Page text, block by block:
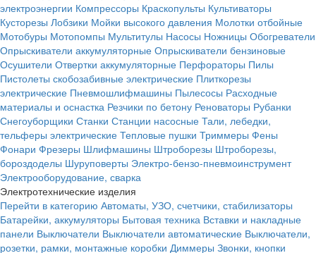
электроэнергии Компрессоры Краскопульты Культиваторы
Кусторезы Лобзики Мойки высокого давления Молотки отбойные
Мотобуры Мотопомпы Мультитулы Насосы Ножницы Обогреватели
Опрыскиватели аккумуляторные Опрыскиватели бензиновые
Осушители Отвертки аккумуляторные Перфораторы Пилы
Пистолеты скобозабивные электрические Плиткорезы
электрические Пневмошлифмашины Пылесосы Расходные
материалы и оснастка Резчики по бетону Реноваторы Рубанки
Снегоуборщики Станки Станции насосные Тали, лебедки,
тельферы электрические Тепловые пушки Триммеры Фены
Фонари Фрезеры Шлифмашины Штроборезы Штроборезы,
бороздоделы Шуруповерты Электро-бензо-пневмоинструмент
Электрооборудование, сварка
Электротехнические изделия
Перейти в категорию Автоматы, УЗО, счетчики, стабилизаторы
Батарейки, аккумуляторы Бытовая техника Вставки и накладные
панели Выключатели Выключатели автоматические Выключатели,
розетки, рамки, монтажные коробки Диммеры Звонки, кнопки